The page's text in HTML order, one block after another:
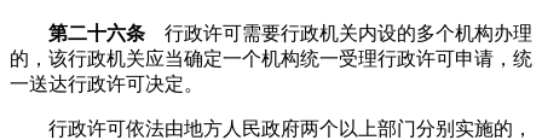
第二十六条 行政许可需要行政机关内设的多个机构办理
的，该行政机关应当确定一个机构统一受理行政许可申请，统
一送达行政许可决定。
行政许可依法由地方人民政府两个以上部门分别实施的，